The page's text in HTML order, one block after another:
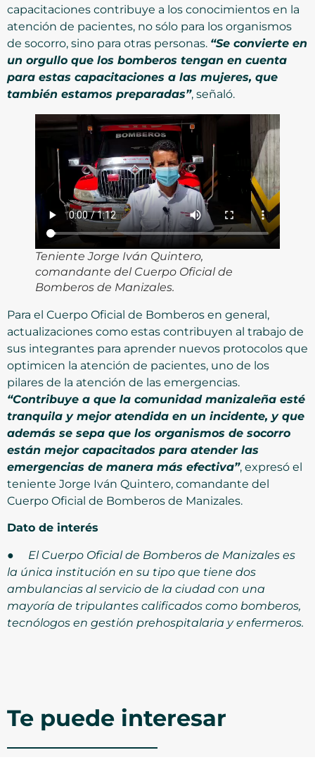
capacitaciones contribuye a los conocimientos en la
atención de pacientes, no sólo para los organismos
de socorro, sino para otras personas. “Se convierte en
un orgullo que los bomberos tengan en cuenta
para estas capacitaciones a las mujeres, que
también estamos preparadas”, señaló.
Teniente Jorge Iván Quintero,
comandante del Cuerpo Oficial de
Bomberos de Manizales.
Para el Cuerpo Oficial de Bomberos en general,
actualizaciones como estas contribuyen al trabajo de
sus integrantes para aprender nuevos protocolos que
optimicen la atención de pacientes, uno de los
pilares de la atención de las emergencias.
“Contribuye a que la comunidad manizaleña esté
tranquila y mejor atendida en un incidente, y que
además se sepa que los organismos de socorro
están mejor capacitados para atender las
emergencias de manera más efectiva”, expresó el
teniente Jorge Iván Quintero, comandante del
Cuerpo Oficial de Bomberos de Manizales.
Dato de interés
● El Cuerpo Oficial de Bomberos de Manizales es
la única institución en su tipo que tiene dos
ambulancias al servicio de la ciudad con una
mayoría de tripulantes calificados como bomberos,
tecnólogos en gestión prehospitalaria y enfermeros.
Te puede interesar